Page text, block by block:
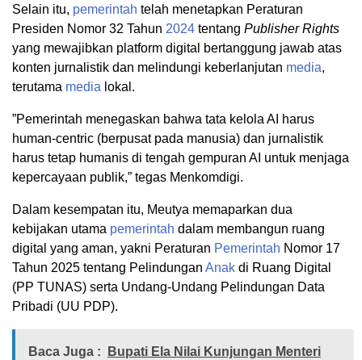
Selain itu, pemerintah telah menetapkan Peraturan
Presiden Nomor 32 Tahun 2024 tentang Publisher Rights
yang mewajibkan platform digital bertanggung jawab atas
konten jurnalistik dan melindungi keberlanjutan media,
terutama media lokal.
”Pemerintah menegaskan bahwa tata kelola AI harus
human-centric (berpusat pada manusia) dan jurnalistik
harus tetap humanis di tengah gempuran AI untuk menjaga
kepercayaan publik,” tegas Menkomdigi.
Dalam kesempatan itu, Meutya memaparkan dua
kebijakan utama pemerintah dalam membangun ruang
digital yang aman, yakni Peraturan Pemerintah Nomor 17
Tahun 2025 tentang Pelindungan Anak di Ruang Digital
(PP TUNAS) serta Undang-Undang Pelindungan Data
Pribadi (UU PDP).
Baca Juga :
Bupati Ela Nilai Kunjungan Menteri